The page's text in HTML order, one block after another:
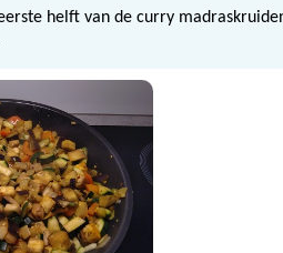
helft van de curry